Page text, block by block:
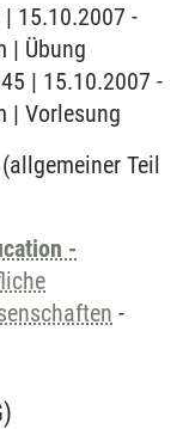
15.10.2007 -
| Übung
| 15.10.2007 -
| Vorlesung
Teil
-
-